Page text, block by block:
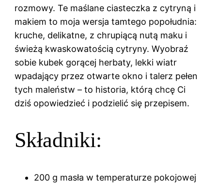
rozmowy. Te maślane ciasteczka z cytryną i
makiem to moja wersja tamtego popołudnia:
kruche, delikatne, z chrupiącą nutą maku i
świeżą kwaskowatością cytryny. Wyobraź
sobie kubek gorącej herbaty, lekki wiatr
wpadający przez otwarte okno i talerz pełen
tych maleństw – to historia, którą chcę Ci
dziś opowiedzieć i podzielić się przepisem.
Składniki:
200 g masła w temperaturze pokojowej